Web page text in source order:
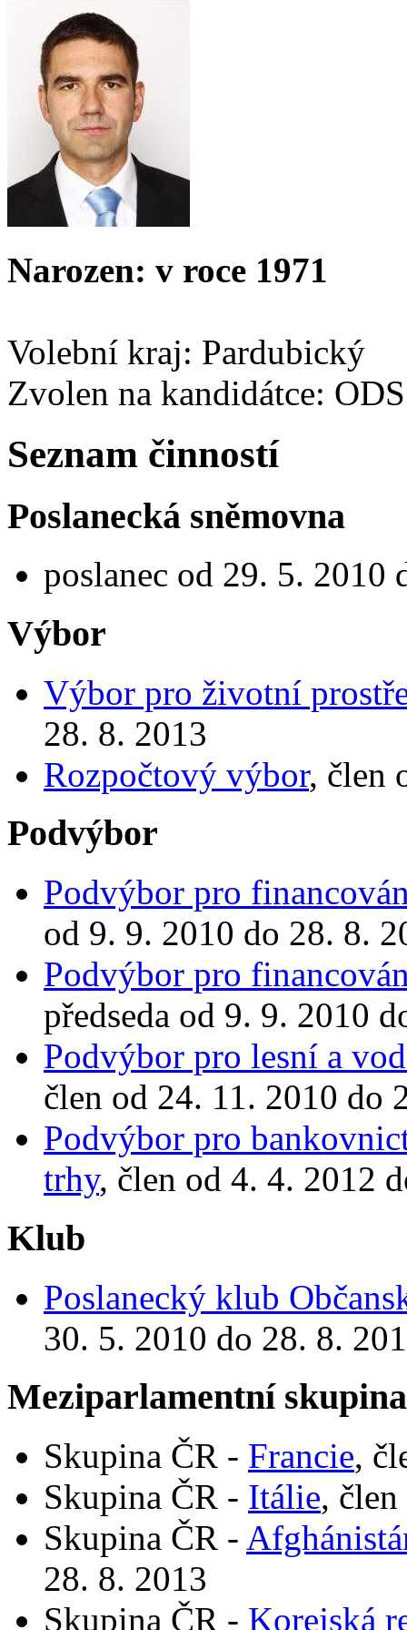
Narozen: v roce 1971
Volební kraj: Pardubický
Zvolen na kandidátce: ODS
Seznam činností
Poslanecká sněmovna
poslanec od 29. 5. 2010
Výbor
Výbor pro životní
28. 8. 2013
Rozpočtový výbor, člen
Podvýbor
Podvýbor pro
od 9. 9. 2010 do 28. 8.
Podvýbor pro
předseda od 9. 9. 2010
Podvýbor pro lesní a
člen od 24. 11. 2010 do
Podvýbor pro
trhy, člen od 4. 4. 2012
Klub
Poslanecký klub
30. 5. 2010 do 28. 8.
Meziparlamentní
Skupina ČR - Francie,
Skupina ČR - Itálie,
Skupina ČR -
28. 8. 2013
Skupina ČR - Korejská